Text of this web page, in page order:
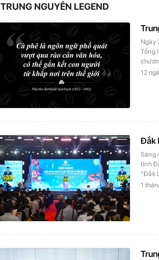
TRUNG NGUYÊN LEGEND
12
Ngày
Tổng
Đắk
1
Sáng
tỉnh
“Đắk